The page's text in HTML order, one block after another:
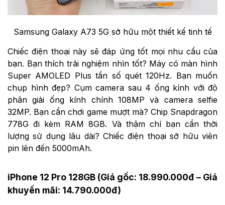
Samsung Galaxy A73 5G sở hữu một thiết kế tinh tế
Chiếc điện thoại này sẽ đáp ứng tốt mọi nhu cầu của
bạn. Bạn thích trải nghiệm nhìn tốt? Máy có màn hình
Super AMOLED Plus tần số quét 120Hz. Bạn muốn
chụp hình đẹp? Cụm camera sau 4 ống kính với độ
phân giải ống kính chính 108MP và camera selfie
32MP. Bạn cần chơi game mượt mà? Chip Snapdragon
778G đi kèm RAM 8GB. Và thậm chí bạn cần thời
lượng sử dụng lâu dài? Chiếc điện thoại sở hữu viên
pin lên đến 5000mAh.
iPhone 12 Pro 128GB (Giá gốc: 18.990.000đ – Giá
khuyến mãi: 14.790.000đ)